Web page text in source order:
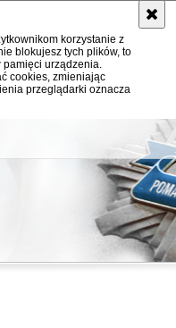
korzystanie z
blokujesz tych plików, to
pamięci urządzenia.
cookies, zmieniając
przeglądarki oznacza